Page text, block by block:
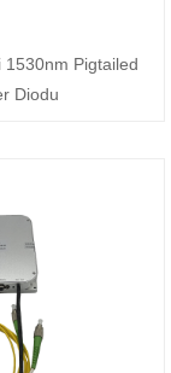
1530nm Pigtailed
Diodu